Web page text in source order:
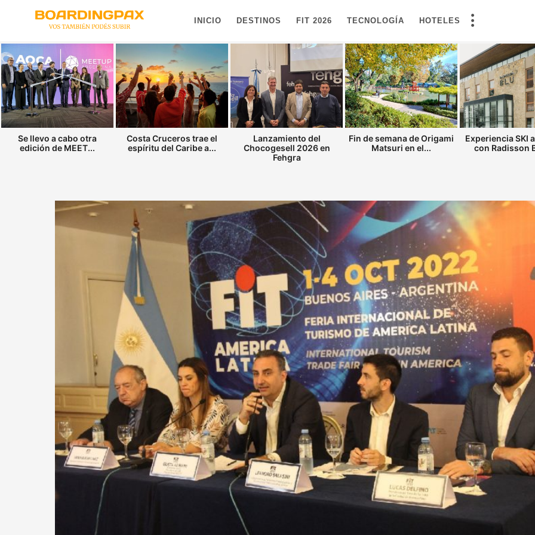
INICIO DESTINOS FIT 2026 TECNOLOGÍA HOTELES
Se llevo a cabo otra
edición de MEET...
Costa Cruceros trae el
espíritu del Caribe a...
Lanzamiento del
Chocogesell 2026 en
Fehgra
Fin de semana de Origami
Matsuri en el...
Experiencia SKI
con Radisson